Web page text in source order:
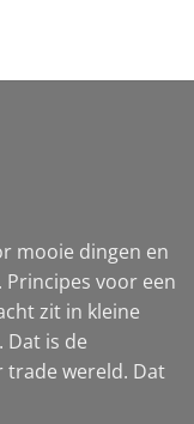
mooie dingen en
voor een
zit in kleine
Dat is de
wereld. Dat